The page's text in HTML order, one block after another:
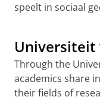
speelt in sociaal
Universiteit
Through the
academics share
their fields of